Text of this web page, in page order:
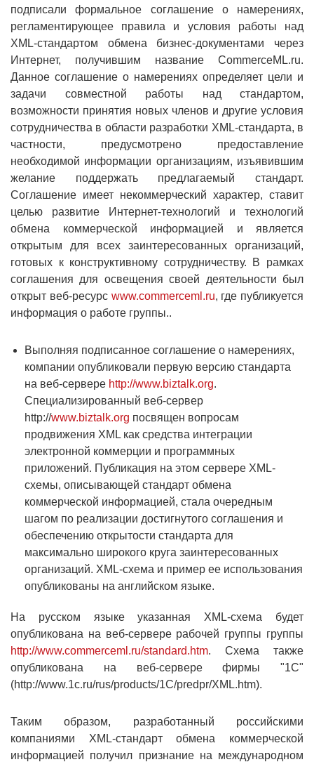
подписали формальное соглашение о намерениях,
регламентирующее правила и условия работы над
XML-стандартом обмена бизнес-документами через
Интернет, получившим название CommerceML.ru.
Данное соглашение о намерениях определяет цели и
задачи совместной работы над стандартом,
возможности принятия новых членов и другие условия
сотрудничества в области разработки XML-стандарта, в
частности, предусмотрено предоставление
необходимой информации организациям, изъявившим
желание поддержать предлагаемый стандарт.
Соглашение имеет некоммерческий характер, ставит
целью развитие Интернет-технологий и технологий
обмена коммерческой информацией и является
открытым для всех заинтересованных организаций,
готовых к конструктивному сотрудничеству. В рамках
соглашения для освещения своей деятельности был
открыт веб-ресурс www.commerceml.ru, где публикуется
информация о работе группы..
Выполняя подписанное соглашение о намерениях,
компании опубликовали первую версию стандарта
на веб-сервере http://www.biztalk.org.
Специализированный веб-сервер
http://www.biztalk.org посвящен вопросам
продвижения XML как средства интеграции
электронной коммерции и программных
приложений. Публикация на этом сервере XML-
схемы, описывающей стандарт обмена
коммерческой информацией, стала очередным
шагом по реализации достигнутого соглашения и
обеспечению открытости стандарта для
максимально широкого круга заинтересованных
организаций. XML-схема и пример ее использования
опубликованы на английском языке.
На русском языке указанная XML-схема будет
опубликована на веб-сервере рабочей группы группы
http://www.commerceml.ru/standard.htm. Схема также
опубликована на веб-сервере фирмы "1С"
(http://www.1c.ru/rus/products/1C/predpr/XML.htm).
Таким образом, разработанный российскими
компаниями XML-стандарт обмена коммерческой
информацией получил признание на международном